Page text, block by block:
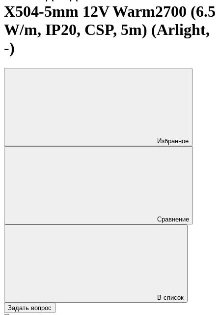
X504-5mm 12V Warm2700 (6.5
W/m, IP20, CSP, 5m) (Arlight,
-)
Избранное
Сравнение
В список
Задать вопрос